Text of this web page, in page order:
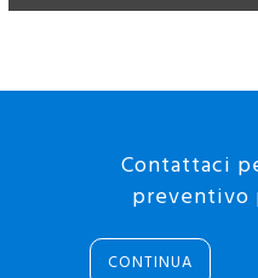
Contattaci
preventivo
CONTINUA